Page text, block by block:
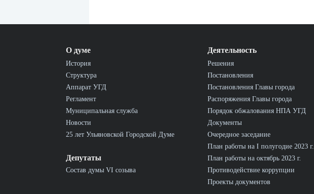
О думе
История
Структура
Аппарат УГД
Регламент
Муниципальная служба
Новости
25 лет Ульяновской Городской Думе
Депутаты
Состав думы VI созыва
Деятельность
Решения
Постановления
Постановления Главы города
Распоряжения Главы города
Порядок обжалования НПА УГД
Документы
Очередное заседание
План работы на I полугодие 2023 г.
План работы на октябрь 2023 г.
Противодействие коррупции
Проекты документов